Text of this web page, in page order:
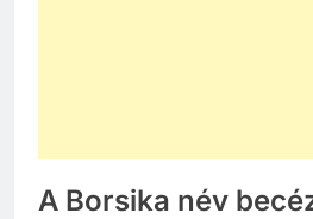
A Borsika név